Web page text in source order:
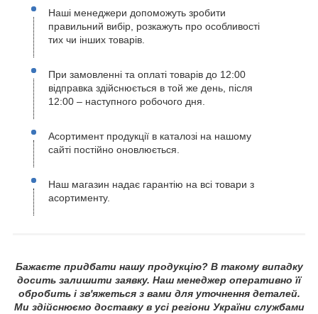
Наші менеджери допоможуть зробити
правильний вибір, розкажуть про особливості
тих чи інших товарів.
При замовленні та оплаті товарів до 12:00
відправка здійснюється в той же день, після
12:00 – наступного робочого дня.
Асортимент продукції в каталозі на нашому
сайті постійно оновлюється.
Наш магазин надає гарантію на всі товари з
асортименту.
Бажаєте придбати нашу продукцію? В такому випадку
досить залишити заявку. Наш менеджер оперативно її
обробить і зв'яжеться з вами для уточнення деталей.
Ми здійснюємо доставку в усі регіони України службами